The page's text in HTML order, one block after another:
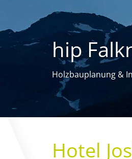
hip
Holzbauplanung &
Hotel